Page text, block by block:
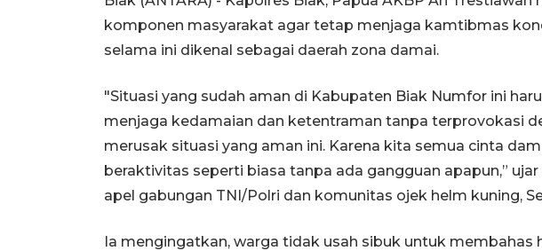
komponen masyarakat agar tetap menjaga kamtibmas
selama ini dikenal sebagai daerah zona damai.
"Situasi yang sudah aman di Kabupaten Biak Numfor ini
menjaga kedamaian dan ketentraman tanpa terprovokasi
merusak situasi yang aman ini. Karena kita semua cinta
beraktivitas seperti biasa tanpa ada gangguan apapun,”
apel gabungan TNI/Polri dan komunitas ojek helm kuning,
Ia mengingatkan, warga tidak usah sibuk untuk membahas